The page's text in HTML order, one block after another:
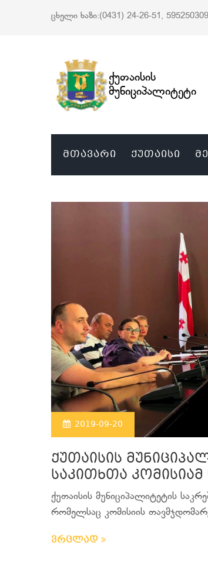
ცხელი ხაზი:(0431) 24-26-51, 595250309
ქუთაისის
მუნიციპალიტეტი
ᲛᲗᲐᲕᲐᲠᲘ ᲥᲣᲗᲐᲘᲡᲘ
2019-09-20
ქუთაისის
საკითხთა
ქუთაისის მუნიციპალიტეტის
რომელსაც კომისიის
ვრცლად